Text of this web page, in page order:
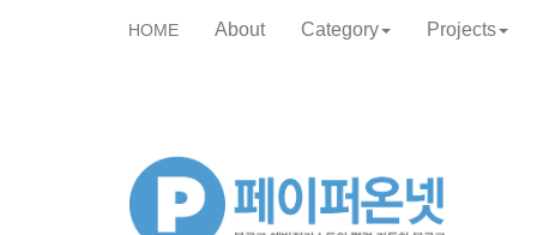
HOME About Category Projects